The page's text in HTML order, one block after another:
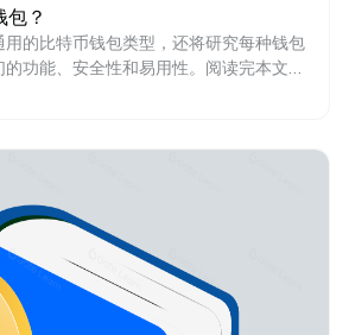
包？
的比特币钱包类型，还将研究每种钱包
功能、安全性和易用性。阅读完本文，
不同类型的比特币钱包，并明白哪一种